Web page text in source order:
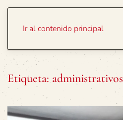
Ir al contenido principal
Etiqueta: administrativos